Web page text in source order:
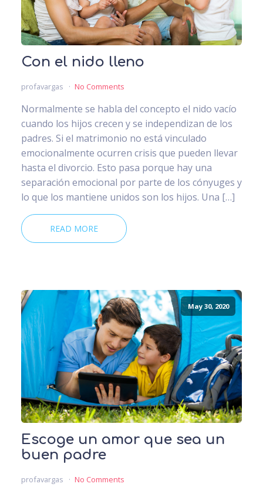
Con el nido lleno
profavargas No Comments
Normalmente se habla del concepto el nido vacío
cuando los hijos crecen y se independizan de los
padres. Si el matrimonio no está vinculado
emocionalmente ocurren crisis que pueden llevar
hasta el divorcio. Esto pasa porque hay una
separación emocional por parte de los cónyuges y
lo que los mantiene unidos son los hijos. Una […]
READ MORE
May 30, 2020
Escoge un amor que sea un
buen padre
profavargas No Comments